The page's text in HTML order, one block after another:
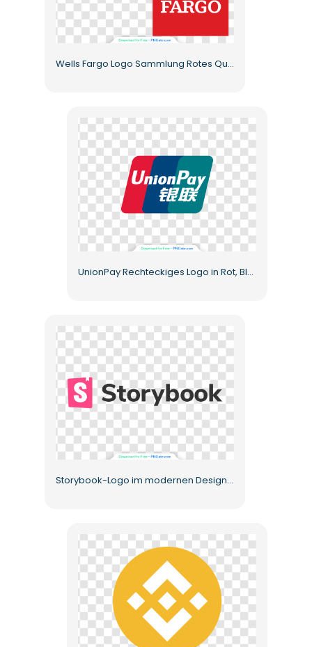
Wells Fargo Logo Sammlung Rotes Quadrat Symbol Kostenlose PNG
UnionPay Rechteckiges Logo in Rot, Blau und Grün Kostenloses PNG
Storybook-Logo im modernen Design mit rosa Buchstaben S, kostenloses PNG